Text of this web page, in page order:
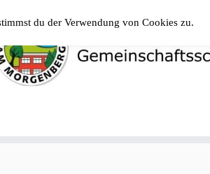
du der Verwendung von Cookies zu.